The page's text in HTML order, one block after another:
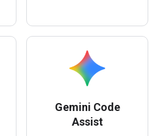
Gemini Code
Assist